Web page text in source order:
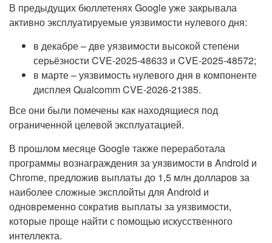
В предыдущих бюллетенях Google уже закрывала
активно эксплуатируемые уязвимости нулевого дня:
в декабре – две уязвимости высокой степени
серьёзности CVE-2025-48633 и CVE-2025-48572;
в марте – уязвимость нулевого дня в компоненте
дисплея Qualcomm CVE-2026-21385.
Все они были помечены как находящиеся под
ограниченной целевой эксплуатацией.
В прошлом месяце Google также переработала
программы вознаграждения за уязвимости в Android и
Chrome, предложив выплаты до 1,5 млн долларов за
наиболее сложные эксплойты для Android и
одновременно сократив выплаты за уязвимости,
которые проще найти с помощью искусственного
интеллекта.